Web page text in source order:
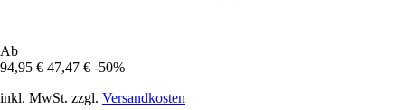
Ab
94,95 € 47,47 € -50%
inkl. MwSt. zzgl. Versandkosten